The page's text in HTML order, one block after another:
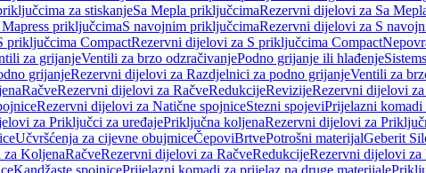
za stiskanjeSa Mepla priključcimaRezervni dijelovi za Sa
priključcimaS navojnim priključcimaRezervni dijelovi za S
priključcima CompactRezervni dijelovi za S priključcima Compact
za grijanjeVentili za brzo odzračivanjePodno grijanje ili hlađenje
grijanjeRezervni dijelovi za Razdjelnici za podno grijanjeVentili za
RačveRezervni dijelovi za RačveRedukcijeRevizijeRezervni dijelovi
Rezervni dijelovi za Natične spojniceStezni spojeviPrijelazni komadi
za Priključci za uređajePriključna koljenaRezervni dijelovi za
Učvršćenja za cijevne obujmiceČepoviBrtvePotrošni materijalGeberit
KoljenaRačveRezervni dijelovi za RačveRedukcijeRezervni dijelovi za
Kandžaste spojnicePrijelazni komadi za prijelaz na druge materijale